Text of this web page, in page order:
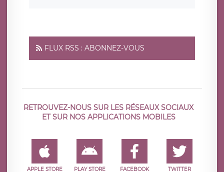
FLUX RSS : ABONNEZ-VOUS
RETROUVEZ-NOUS SUR LES RÉSEAUX SOCIAUX
ET SUR NOS APPLICATIONS MOBILES
APPLE STORE PLAY STORE FACEBOOK TWITTER